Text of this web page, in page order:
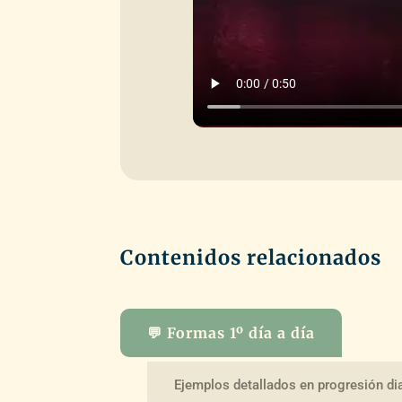
Contenidos relacionados
💬 Formas 1º día a día
Ejemplos detallados en progresión